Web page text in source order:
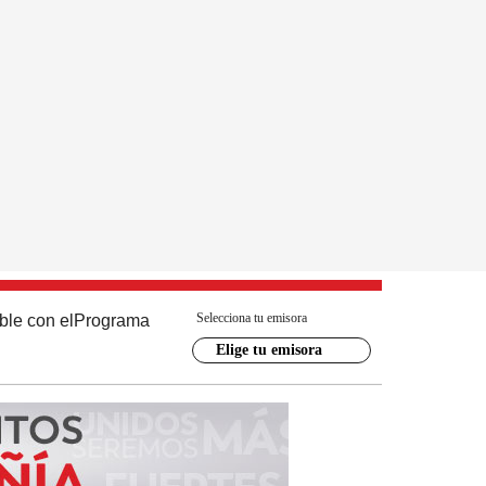
con el Programa Selecciona tu emisora
Elige tu emisora